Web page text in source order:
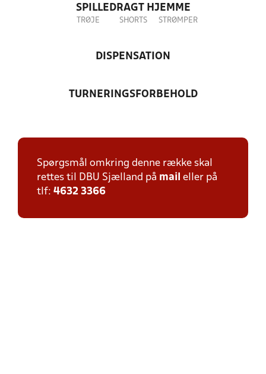
SPILLEDRAGT HJEMME
TRØJE SHORTS STRØMPER
DISPENSATION
TURNERINGSFORBEHOLD
Spørgsmål omkring denne række skal
rettes til DBU Sjælland på mail eller på
tlf: 4632 3366